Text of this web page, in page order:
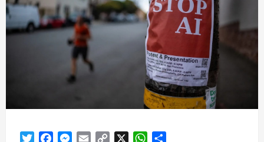
TwitterFacebookMessenger
Email
Copy
WhatsApp